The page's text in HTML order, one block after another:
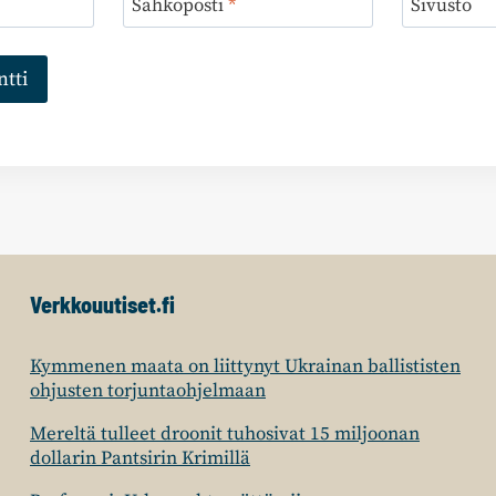
Sähköposti* Sivusto
Verkkouutiset.fi
Kymmenen maata on liittynyt Ukrainan ballististen
ohjusten torjuntaohjelmaan
Mereltä tulleet droonit tuhosivat 15 miljoonan
dollarin Pantsirin Krimillä